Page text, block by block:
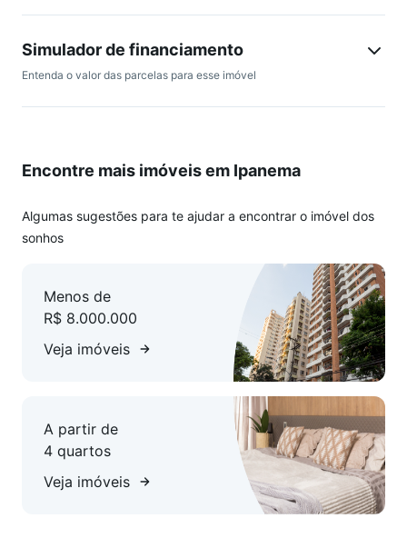
Simulador de financiamento
Entenda o valor das parcelas para esse imóvel
Encontre mais imóveis em Ipanema
Algumas sugestões para te ajudar a encontrar o imóvel dos
sonhos
Menos de
R$ 8.000.000
Veja imóveis
A partir de
4 quartos
Veja imóveis